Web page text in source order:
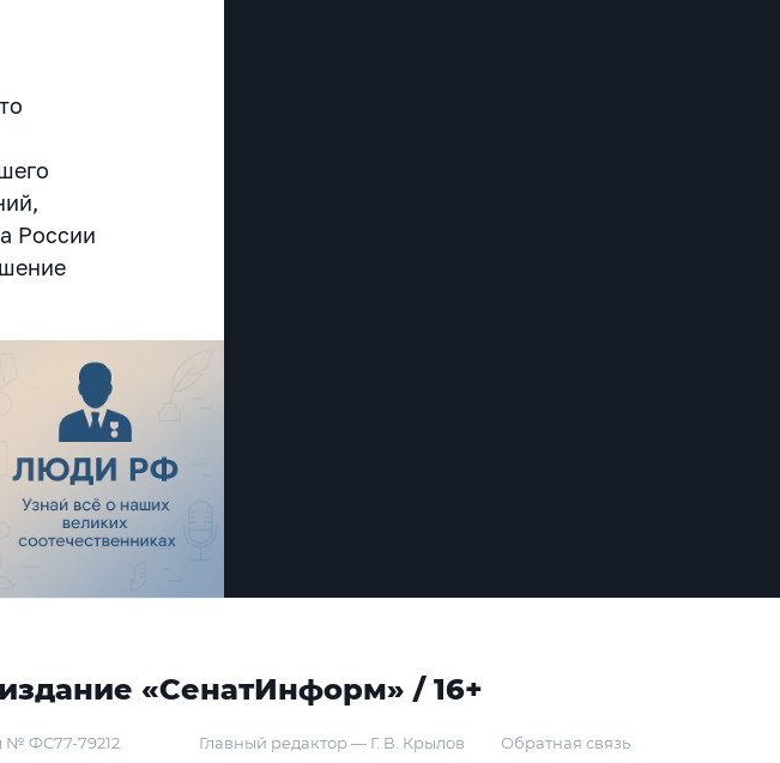
России
«СенатИнформ» / 16+
№ ФС77-79212 Главный редактор — Г. В. Крылов Обратная связь